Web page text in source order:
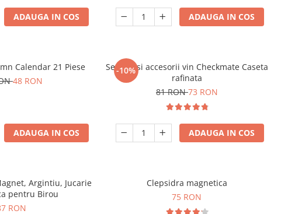
ADAUGA IN COS ADAUGA IN COS
Calendar 21 Piese
48 RON
ADAUGA IN COS
-10%
Set sah si accesorii vin Checkmate Caseta
rafinata
81 RON73 RON
ADAUGA IN COS
Argintiu, Jucarie
pentru Birou
RON
Clepsidra magnetica
75 RON